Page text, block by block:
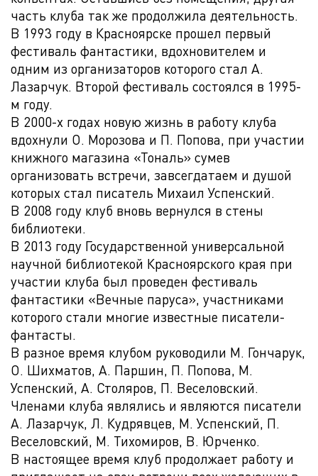
часть клуба так же продолжила деятельность.
В 1993 году в Красноярске прошел первый
фестиваль фантастики, вдохновителем и
одним из организаторов которого стал А.
Лазарчук. Второй фестиваль состоялся в 1995-
м году.
В 2000-х годах новую жизнь в работу клуба
вдохнули О. Морозова и П. Попова, при участии
книжного магазина «Тональ» сумев
организовать встречи, завсегдатаем и душой
которых стал писатель Михаил Успенский.
В 2008 году клуб вновь вернулся в стены
библиотеки.
В 2013 году Государственной универсальной
научной библиотекой Красноярского края при
участии клуба был проведен фестиваль
фантастики «Вечные паруса», участниками
которого стали многие известные писатели-
фантасты.
В разное время клубом руководили М. Гончарук,
О. Шихматов, А. Паршин, П. Попова, М.
Успенский, А. Столяров, П. Веселовский.
Членами клуба являлись и являются писатели
А. Лазарчук, Л. Кудрявцев, М. Успенский, П.
Веселовский, М. Тихомиров, В. Юрченко.
В настоящее время клуб продолжает работу и